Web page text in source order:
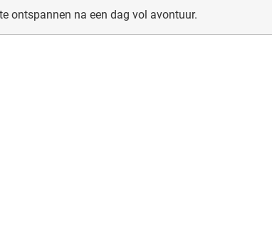
ontspannen na een dag vol avontuur.